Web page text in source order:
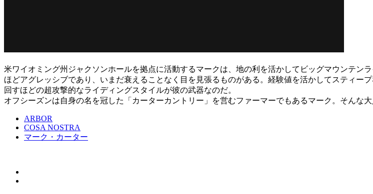
米ワイオミング州ジャクソンホールを拠点に活動するマークは、地の利を活かしてビッグマウンテン
ほどアグレッシブであり、いまだ衰えることなく目を見張るものがある。経験値を活かしてスティー
回すほどの超攻撃的なライディングスタイルが彼の武器なのだ。
オフシーズンは自身の名を冠した「カーターカントリー」を営むファーマーでもあるマーク。そんな
ARBOR
COSA NOSTRA
マーク・カーター